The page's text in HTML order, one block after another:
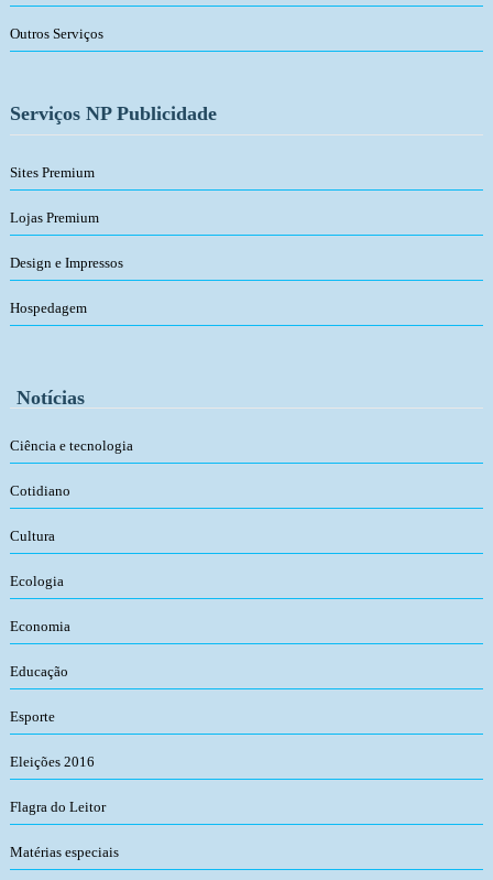
Outros Serviços
Serviços NP Publicidade
Sites Premium
Lojas Premium
Design e Impressos
Hospedagem
Notícias
Ciência e tecnologia
Cotidiano
Cultura
Ecologia
Economia
Educação
Esporte
Eleições 2016
Flagra do Leitor
Matérias especiais